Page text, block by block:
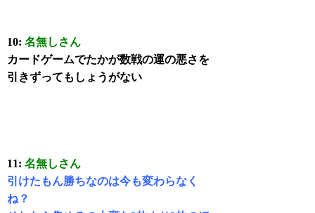
10:名無しさん
カードゲームでたかが数戦の運の悪さを
引きずってもしょうがない
11:名無しさん
引けたもん勝ちなのは今も変わらなく
ね？